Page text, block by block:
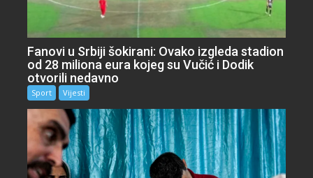
Fanovi u Srbiji šokirani: Ovako izgleda stadion
od 28 miliona eura kojeg su Vučić i Dodik
otvorili nedavno
Sport Vijesti